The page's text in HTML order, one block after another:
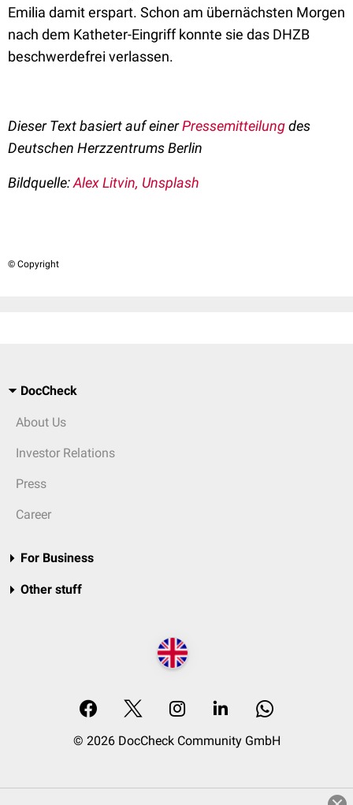
Emilia damit erspart. Schon am übernächsten Morgen
nach dem Katheter-Eingriff konnte sie das DHZB
beschwerdefrei verlassen.
Dieser Text basiert auf einerPressemitteilungdes
Deutschen Herzzentrums Berlin
Bildquelle:Alex Litvin, Unsplash
© Copyright
DocCheck
About Us
Investor Relations
Press
Career
For Business
Other stuff
© 2026 DocCheck Community GmbH